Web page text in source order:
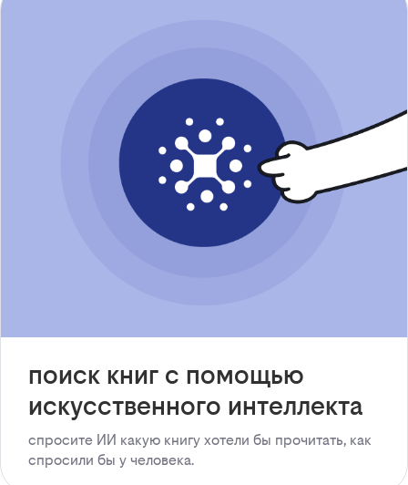
поиск книг с помощью
искусственного интеллекта
спросите ИИ какую книгу хотели бы прочитать, как
спросили бы у человека.